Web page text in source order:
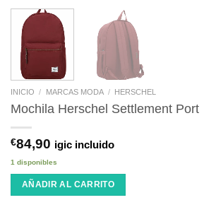
INICIO / MARCAS MODA / HERSCHEL
Mochila Herschel Settlement Port
€84,90 igic incluido
1 disponibles
AÑADIR AL CARRITO